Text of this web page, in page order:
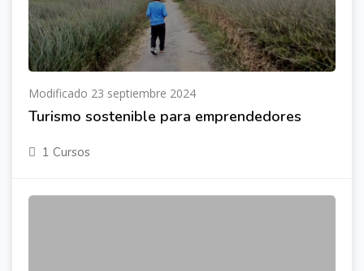
Modificado 23 septiembre 2024
Turismo sostenible para emprendedores
1 Cursos